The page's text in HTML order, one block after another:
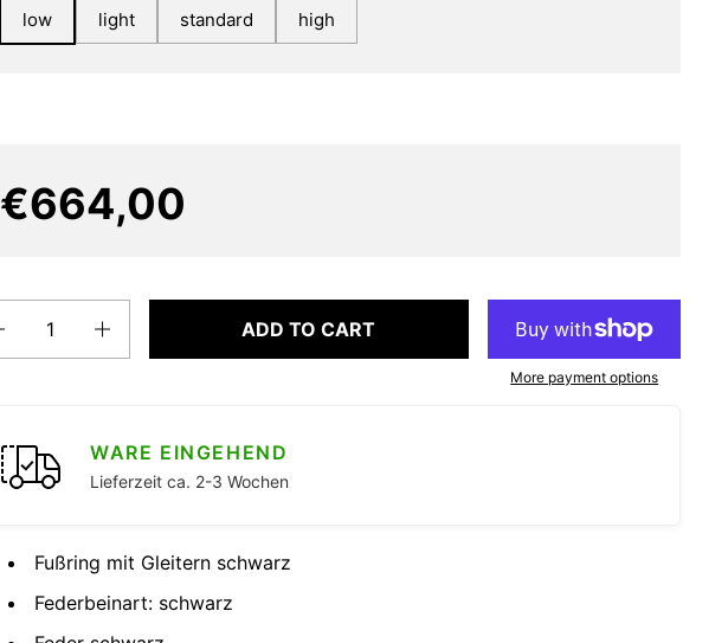
low light standard high
€664,00
ADD TO CART
More payment options
WARE EINGEHEND
Lieferzeit ca. 2-3 Wochen
Fußring mit Gleitern schwarz
Federbeinart: schwarz